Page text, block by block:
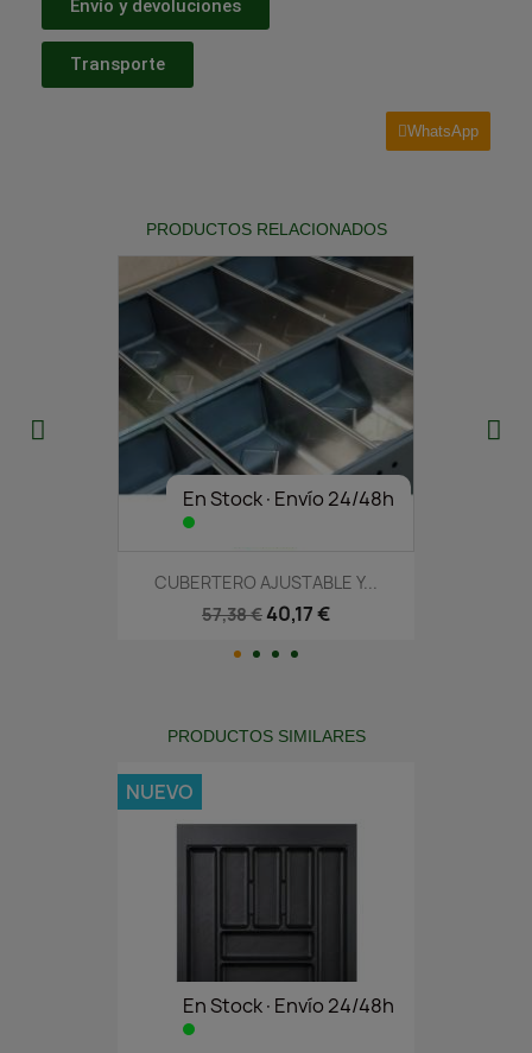
Envío y devoluciones
Transporte
WhatsApp
PRODUCTOS RELACIONADOS
En Stock·Envío 24/48h
CUBERTERO AJUSTABLE Y...
57,38 € 40,17 €
PRODUCTOS SIMILARES
En Stock·Envío 24/48h
NUEVO